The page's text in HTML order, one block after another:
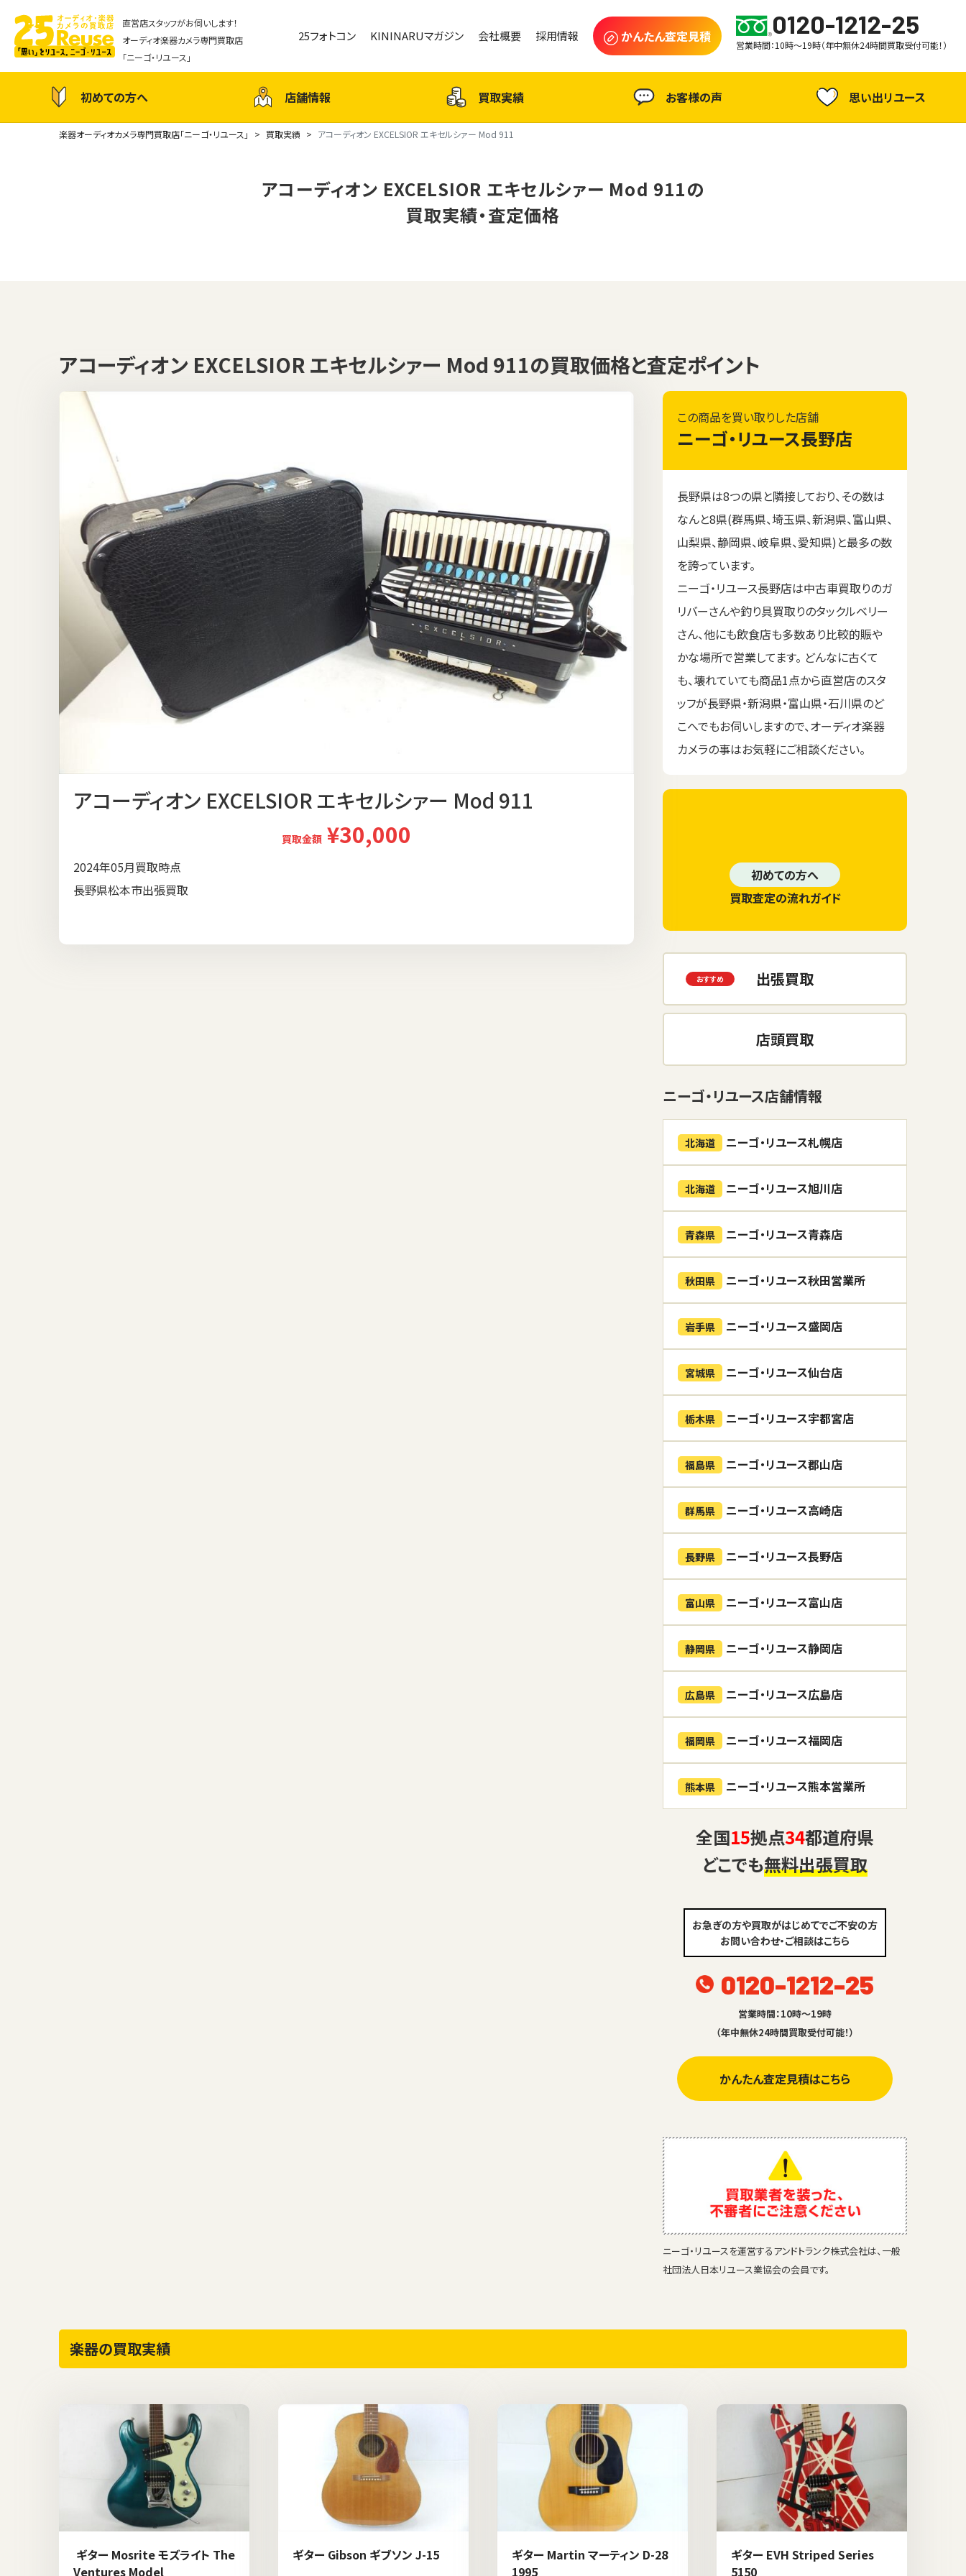
直営店スタッフがお伺いします！
オーディオ楽器カメラ専門買取店
「ニーゴ・リユース」
25フォトコン KININARUマガジン 会社概要 採用情報 かんたん査定見積 0120-1212-25
営業時間：10時～19時（年中無休24時間買取受付可能！）
初めての方へ 店舗情報 買取実績 お客様の声 思い出リユース
楽器オーディオカメラ専門買取店「ニーゴ・リユース」 買取実績 アコーディオン EXCELSIOR エキセルシァー Mod 911
アコーディオン EXCELSIOR エキセルシァー Mod 911の
買取実績・査定価格
アコーディオン EXCELSIOR エキセルシァー Mod 911の買取価格と査定ポイント
アコーディオン EXCELSIOR エキセルシァー Mod 911
買取金額 ¥30,000
2024年05月買取時点
長野県松本市出張買取
この商品を買い取りした店舗
ニーゴ・リユース長野店
長野県は8つの県と隣接しており、その数は
なんと8県(群馬県、埼玉県、新潟県、富山県、
山梨県、静岡県、岐阜県、愛知県)と最多の数
を誇っています。
ニーゴ・リユース長野店は中古車買取りのガ
リバーさんや釣り具買取りのタックルベリー
さん、他にも飲食店も多数あり比較的賑や
かな場所で営業してます。 どんなに古くて
も、壊れていても商品1点から直営店のスタ
ッフが長野県・新潟県・富山県・石川県のど
こへでもお伺いしますので、オーディオ楽器
カメラの事はお気軽にご相談ください。
初めての方へ
買取査定の流れガイド
出張買取
店頭買取
ニーゴ・リユース店舗情報
北海道 ニーゴ・リユース札幌店
北海道 ニーゴ・リユース旭川店
青森県 ニーゴ・リユース青森店
秋田県 ニーゴ・リユース秋田営業所
岩手県 ニーゴ・リユース盛岡店
宮城県 ニーゴ・リユース仙台店
栃木県 ニーゴ・リユース宇都宮店
福島県 ニーゴ・リユース郡山店
群馬県 ニーゴ・リユース高崎店
長野県 ニーゴ・リユース長野店
富山県 ニーゴ・リユース富山店
静岡県 ニーゴ・リユース静岡店
広島県 ニーゴ・リユース広島店
福岡県 ニーゴ・リユース福岡店
熊本県 ニーゴ・リユース熊本営業所
全国15拠点34都道府県
どこでも無料出張買取
お急ぎの方や買取がはじめてでご不安の方
お問い合わせ・ご相談はこちら
0120-1212-25
営業時間：10時～19時
（年中無休24時間買取受付可能！）
かんたん査定見積はこちら
ニーゴ・リユースを運営するアンドトランク株式会社は、一般
社団法人日本リユース業協会の会員です。
楽器の買取実績
ギター Mosrite モズライト The
Ventures Model
ギター Gibson ギブソン J-15
ギター Martin マーティン D-28
1995
ギター EVH Striped Series
5150